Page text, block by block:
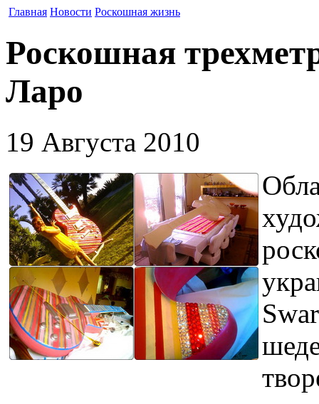
Главная Новости Роскошная жизнь
Роскошная
Ларо
19 Августа 2010